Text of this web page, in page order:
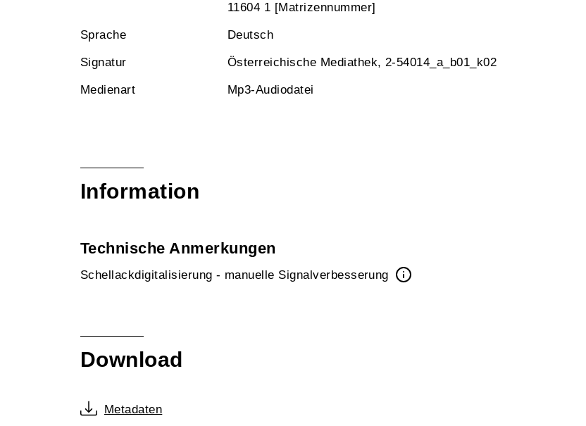
11604 1 [Matrizennummer]
Sprache Deutsch
Signatur Österreichische Mediathek, 2-54014_a_b01_k02
Medienart Mp3-Audiodatei
Information
Technische Anmerkungen
Schellackdigitalisierung - manuelle Signalverbesserung
Download
Metadaten